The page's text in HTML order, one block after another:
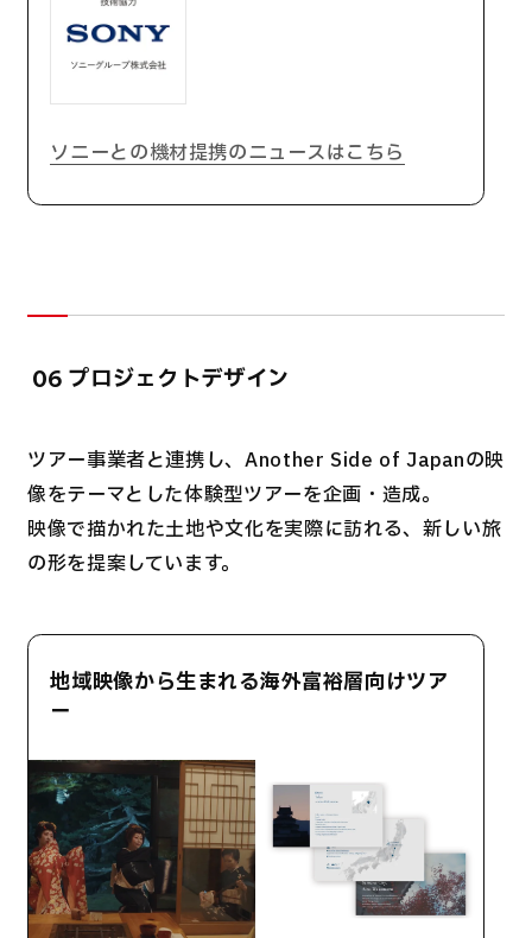
ソニーとの機材提携のニュースはこちら
06 プロジェクトデザイン
ツアー事業者と連携し、Another Side of Japanの映
像をテーマとした体験型ツアーを企画・造成。
映像で描かれた土地や文化を実際に訪れる、新しい旅
の形を提案しています。
地域映像から生まれる海外富裕層向けツア
ー